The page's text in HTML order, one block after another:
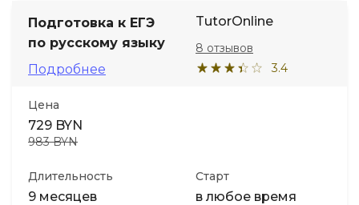
Подготовка к ЕГЭ
по русскому языку
Подробнее
TutorOnline
3.4
8 отзывов
Цена
729 BYN
983 BYN
Длительность
9 месяцев
Старт
в любое время